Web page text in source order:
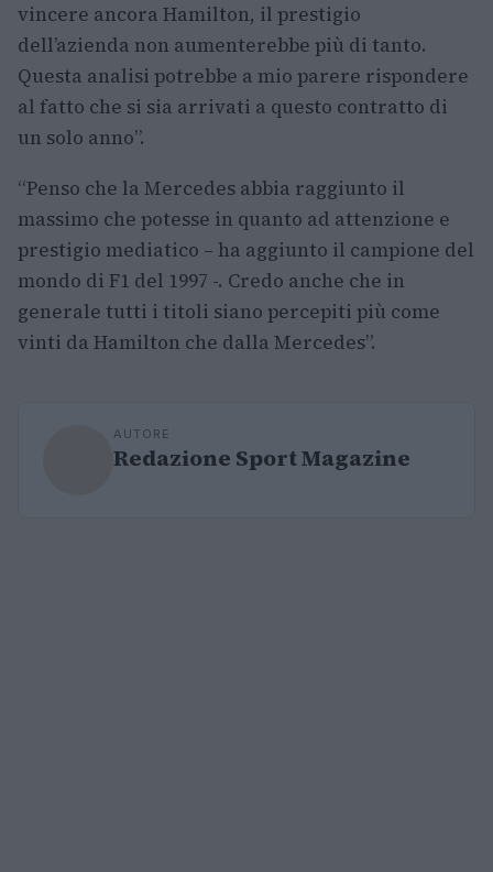
vincere ancora Hamilton, il prestigio
dell’azienda non aumenterebbe più di tanto.
Questa analisi potrebbe a mio parere rispondere
al fatto che si sia arrivati a questo contratto di
un solo anno”.
“Penso che la Mercedes abbia raggiunto il
massimo che potesse in quanto ad attenzione e
prestigio mediatico – ha aggiunto il campione del
mondo di F1 del 1997 -. Credo anche che in
generale tutti i titoli siano percepiti più come
vinti da Hamilton che dalla Mercedes”.
AUTORE
Redazione Sport Magazine